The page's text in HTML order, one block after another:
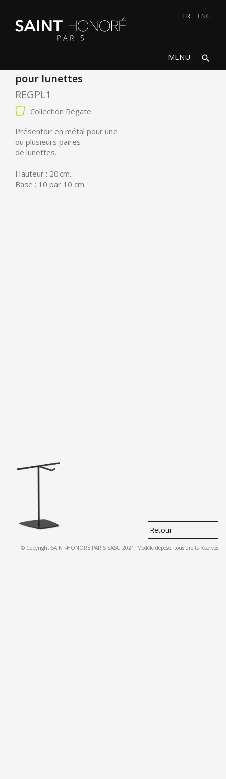
FR ENG
MENU search
Présentoir
pour lunettes
REGPL1
Collection Régate
Présentoir en métal pour une
ou plusieurs paires
de lunettes.
Hauteur : 20 cm.
Base : 10 par 10 cm.
Retour
© Copyright SAINT-HONORÉ PARIS SASU 2021. Modèle déposé, tous droits réservés